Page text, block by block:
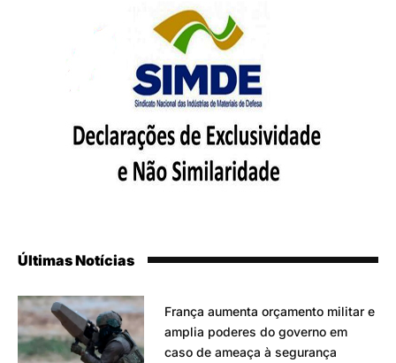
Últimas Notícias
França aumenta orçamento militar e
amplia poderes do governo em
caso de ameaça à segurança